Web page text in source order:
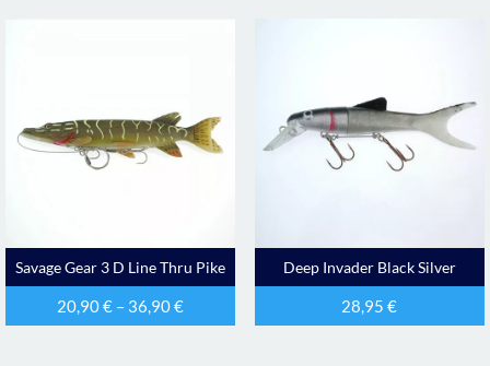
Savage Gear 3 D Line Thru Pike
20,90€ – 36,90€
Deep Invader Black Silver
28,95€